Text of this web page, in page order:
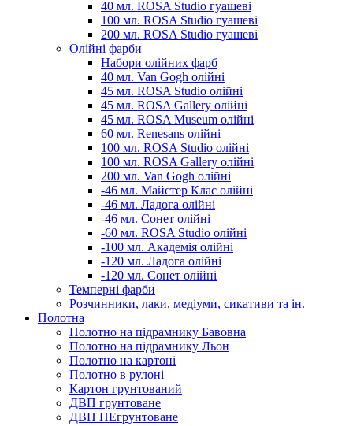
40 мл. ROSA Studio гуашеві
100 мл. ROSA Studio гуашеві
200 мл. ROSA Studio гуашеві
Олійні фарби
Набори олійних фарб
40 мл. Van Gogh олійні
45 мл. ROSA Studio олійні
45 мл. ROSA Gallery олійні
45 мл. ROSA Museum олійні
60 мл. Renesans олійні
100 мл. ROSA Studio олійні
100 мл. ROSA Gallery олійні
200 мл. Van Gogh олійні
-46 мл. Майстер Клас олійні
-46 мл. Ладога олійні
-46 мл. Сонет олійні
-60 мл. ROSA Studio олійні
-100 мл. Академія олійні
-120 мл. Ладога олійні
-120 мл. Сонет олійні
Темперні фарби
Розчинники, лаки, медіуми, сикативи та ін.
Полотна
Полотно на підрамнику Бавовна
Полотно на підрамнику Льон
Полотно на картоні
Полотно в рулоні
Картон грунтований
ДВП грунтоване
ДВП НЕгрунтоване